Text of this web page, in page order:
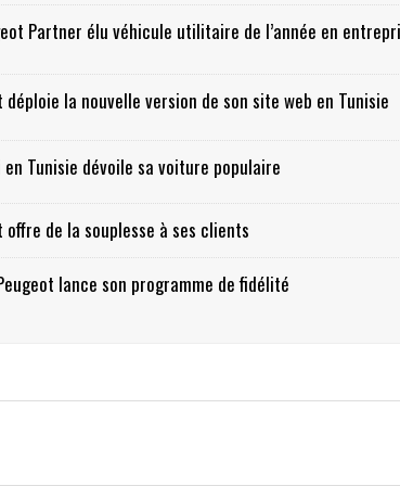
Partner élu véhicule utilitaire de l’année en
déploie la nouvelle version de son site web en Tunisie
en Tunisie dévoile sa voiture populaire
offre de la souplesse à ses clients
lance son programme de fidélité